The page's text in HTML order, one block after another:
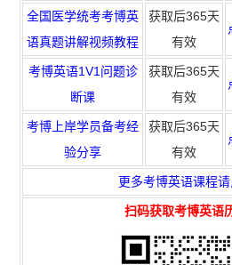
全国医学统考考博英
语真题讲解视频教程
获取后365天
有效
考博英语1V1问题诊
断课
获取后365天
有效
考博上岸学员备考经
验分享
获取后365天
有效
更多考博英语课程
扫码获取考博英语